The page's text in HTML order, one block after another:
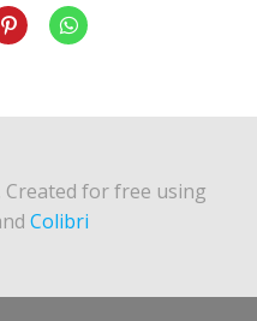
for free using
Colibri